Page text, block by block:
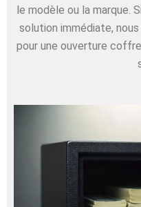
le modèle ou la marque.
solution immédiate,
pour une ouverture